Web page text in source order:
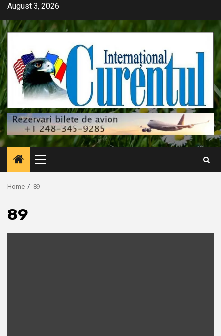
Skip
content
August 3, 2026
Primary
Menu
Home 89
89